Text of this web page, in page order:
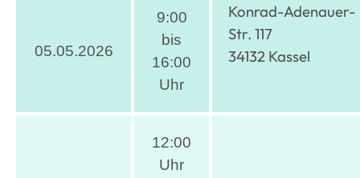
Konrad-Adenauer-
Str. 117
34132 Kassel
05.05.2026
9:00
bis
16:00
Uhr
12:00
Uhr